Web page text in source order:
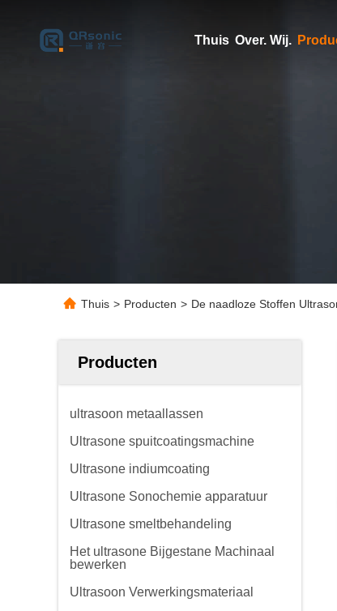
Thuis Over. Wij.
Thuis > Producten > De naadloze Stoffen
Producten
ultrasoon metaallassen
Ultrasone spuitcoatingsmachine
Ultrasone indiumcoating
Ultrasone Sonochemie apparatuur
Ultrasone smeltbehandeling
Het ultrasone Bijgestane Machinaal
bewerken
Ultrasoon Verwerkingsmateriaal